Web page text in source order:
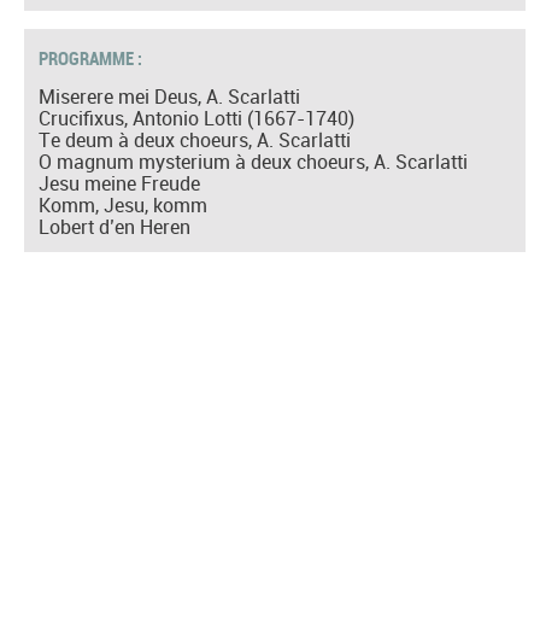
PROGRAMME :
Miserere mei Deus, A. Scarlatti
Crucifixus, Antonio Lotti (1667-1740)
Te deum à deux choeurs, A. Scarlatti
O magnum mysterium à deux choeurs, A. Scarlatti
Jesu meine Freude
Komm, Jesu, komm
Lobert d’en Heren